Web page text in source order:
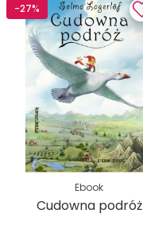
-27%
Ebook
Cudowna podróż